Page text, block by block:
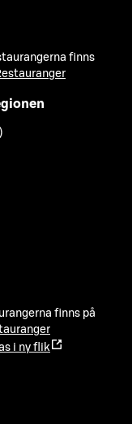
finns
finns på
i ny flik